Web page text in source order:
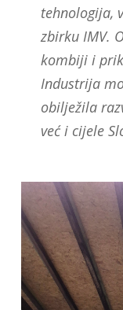
tehnologija,
zbirku IMV.
kombiji i
Industrija
obilježila
već i cijele